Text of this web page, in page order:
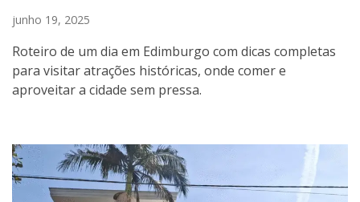
junho 19, 2025
Roteiro de um dia em Edimburgo com dicas completas
para visitar atrações históricas, onde comer e
aproveitar a cidade sem pressa.